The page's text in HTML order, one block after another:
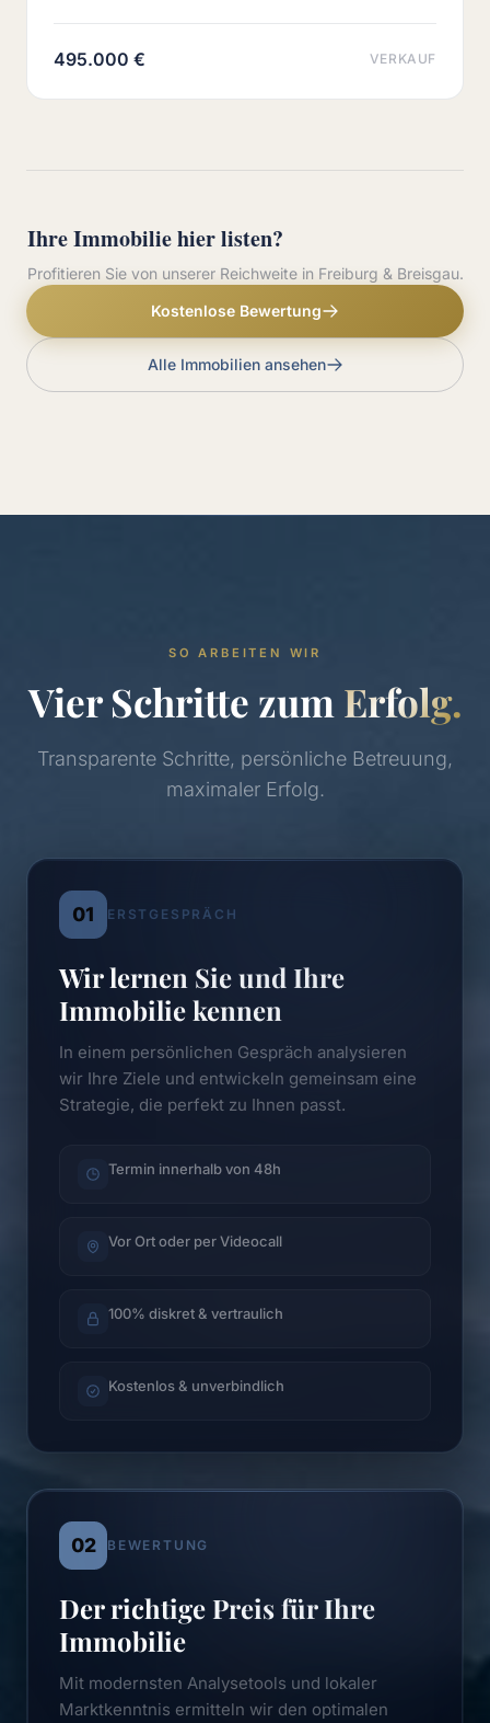
495.000 € VERKAUF
Ihre Immobilie hier listen?
Profitieren Sie von unserer Reichweite in Freiburg & Breisgau.
Kostenlose Bewertung
Alle Immobilien ansehen
SO ARBEITEN WIR
Vier Schritte zum Erfolg.
Transparente Schritte, persönliche Betreuung,
maximaler Erfolg.
01 ERSTGESPRÄCH
Wir lernen Sie und Ihre
Immobilie kennen
In einem persönlichen Gespräch analysieren
wir Ihre Ziele und entwickeln gemeinsam eine
Strategie, die perfekt zu Ihnen passt.
Termin innerhalb von 48h
Vor Ort oder per Videocall
100% diskret & vertraulich
Kostenlos & unverbindlich
02 BEWERTUNG
Der richtige Preis für Ihre
Immobilie
Mit modernsten Analysetools und lokaler
Marktkenntnis ermitteln wir den optimalen